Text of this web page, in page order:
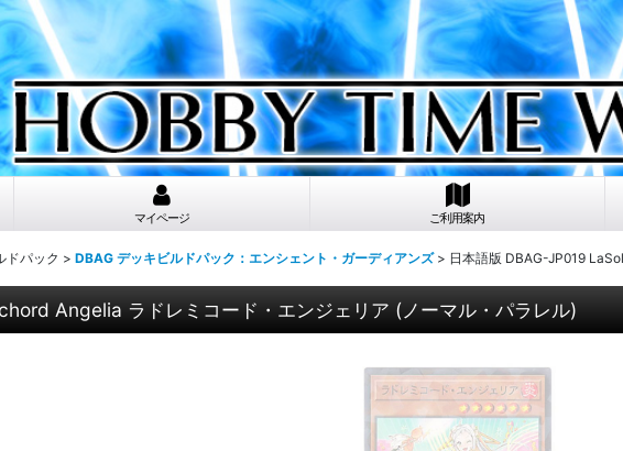
マイページ ご利用案内
ドパック > DBAG デッキビルドパック：エンシェント・ガーディアンズ > 日本語版 DBAG-JP019
Angelia ラドレミコード・エンジェリア (ノーマル・パラレル)